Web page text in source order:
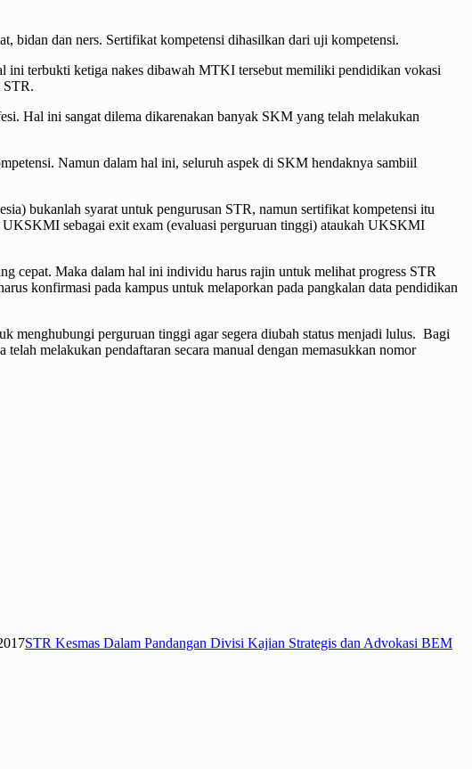
bidan dan ners. Sertifikat kompetensi dihasilkan dari uji kompetensi.
terbukti ketiga nakes dibawah MTKI tersebut memiliki pendidikan vokasi
STR.
Hal ini sangat dilema dikarenakan banyak SKM yang telah melakukan
Namun dalam hal ini, seluruh aspek di SKM hendaknya sambiil
bukanlah syarat untuk pengurusan STR, namun sertifikat kompetensi itu
UKSKMI sebagai exit exam (evaluasi perguruan tinggi) ataukah UKSKMI
cepat. Maka dalam hal ini individu harus rajin untuk melihat progress STR
konfirmasi pada kampus untuk melaporkan pada pangkalan data pendidikan
menghubungi perguruan tinggi agar segera diubah status menjadi lulus. Bagi
melakukan pendaftaran secara manual dengan memasukkan nomor
STR Kesmas Dalam Pandangan Divisi Kajian Strategis dan Advokasi BEM